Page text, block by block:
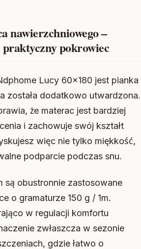
nawierzchniowego –
pokrowiec
Lucy 60×180 jest pianka
została dodatkowo utwardzona.
że materac jest bardziej
i zachowuje swój kształt
więc nie tylko miękkość,
podparcie podczas snu.
są obustronnie zastosowane
o gramaturze 150 g / 1m.
w regulacji komfortu
zwłaszcza w sezonie
gdzie łatwo o